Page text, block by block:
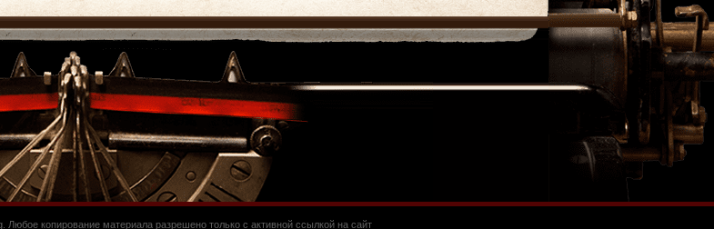
Любое копирование материала разрешено только с активной ссылкой на сайт